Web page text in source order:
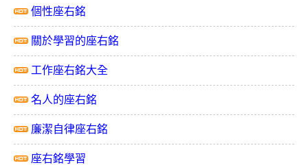
個性座右銘
關於學習的座右銘
工作座右銘大全
名人的座右銘
廉潔自律座右銘
座右銘學習